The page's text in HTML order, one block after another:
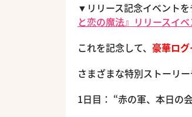
▼リリース記念イベントを
と恋の魔法』リリースイ
これを記念して、 豪華ロ
さまざまな特別ストーリ
1日目： “赤の軍、本日の